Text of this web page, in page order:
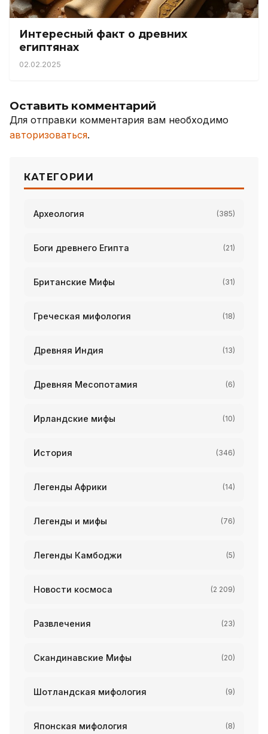
Интересный факт о древних
египтянах
02.02.2025
Оставить комментарий
Для отправки комментария вам необходимо
авторизоваться.
КАТЕГОРИИ
Археология (385)
Боги древнего Египта (21)
Британские Мифы (31)
Греческая мифология (18)
Древняя Индия (13)
Древняя Месопотамия (6)
Ирландские мифы (10)
История (346)
Легенды Африки (14)
Легенды и мифы (76)
Легенды Камбоджи (5)
Новости космоса (2 209)
Развлечения (23)
Скандинавские Мифы (20)
Шотландская мифология (9)
Японская мифология (8)